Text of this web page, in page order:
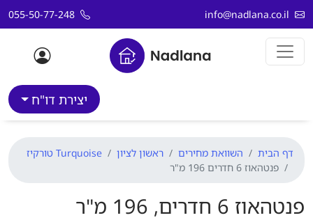
דלג לתוכן
info@nadlana.co.il
055-50-77-248
יצירת דו"ח
דף הבית השוואת מחירים ראשון לציון
Turquoise טורקיז
פנטהאוז 6 חדרים 196 מ"ר
פנטהאוז 6 חדרים, 196 מ"ר